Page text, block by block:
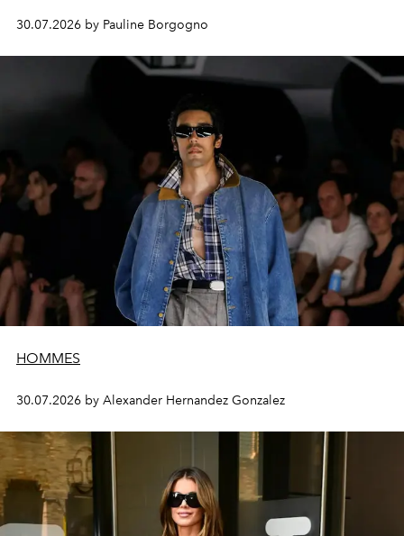
30.07.2026 by Pauline Borgogno
HOMMES
30.07.2026 by Alexander Hernandez Gonzalez